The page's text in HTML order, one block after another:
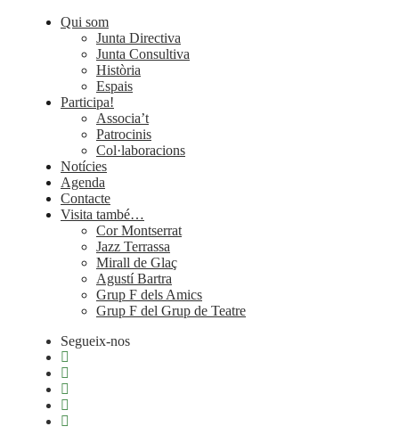
Qui som
Junta Directiva
Junta Consultiva
Història
Espais
Participa!
Associa’t
Patrocinis
Col·laboracions
Notícies
Agenda
Contacte
Visita també…
Cor Montserrat
Jazz Terrassa
Mirall de Glaç
Agustí Bartra
Grup F dels Amics
Grup F del Grup de Teatre
Segueix-nos